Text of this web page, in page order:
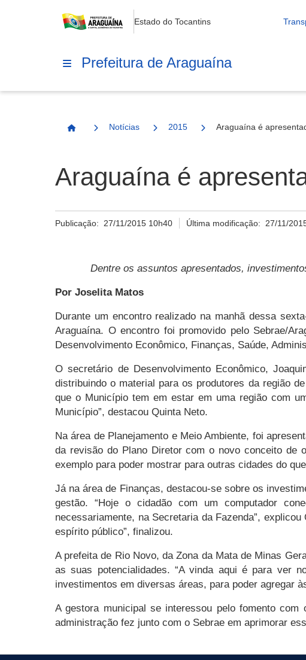
Estado do Tocantins
Prefeitura de Araguaína
Página Inicial
Notícias 2015 Araguaína é
Araguaína é
Publicação: 27/11/2015 10h40 Última modificação: 27/11/
Dentre os assuntos apresentados,
Por Joselita Matos
Durante um encontro realizado na manhã dessa
Araguaína. O encontro foi promovido pelo Sebrae/
Desenvolvimento Econômico, Finanças, Saúde,
O secretário de Desenvolvimento Econômico,
distribuindo o material para os produtores da região
que o Município tem em estar em uma região com
Município”, destacou Quinta Neto.
Na área de Planejamento e Meio Ambiente, foi
da revisão do Plano Diretor com o novo conceito de
exemplo para poder mostrar para outras cidades do
Já na área de Finanças, destacou-se sobre os
gestão. “Hoje o cidadão com um computador
necessariamente, na Secretaria da Fazenda”,
espírito público”, finalizou.
A prefeita de Rio Novo, da Zona da Mata de Minas
as suas potencialidades. “A vinda aqui é para ver
investimentos em diversas áreas, para poder agregar
A gestora municipal se interessou pelo fomento
administração fez junto com o Sebrae em aprimorar